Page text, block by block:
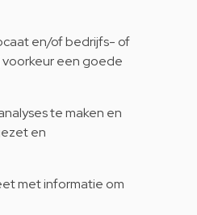
en/of bedrijfs- of
voorkeur een goede
te maken en
en
met informatie om